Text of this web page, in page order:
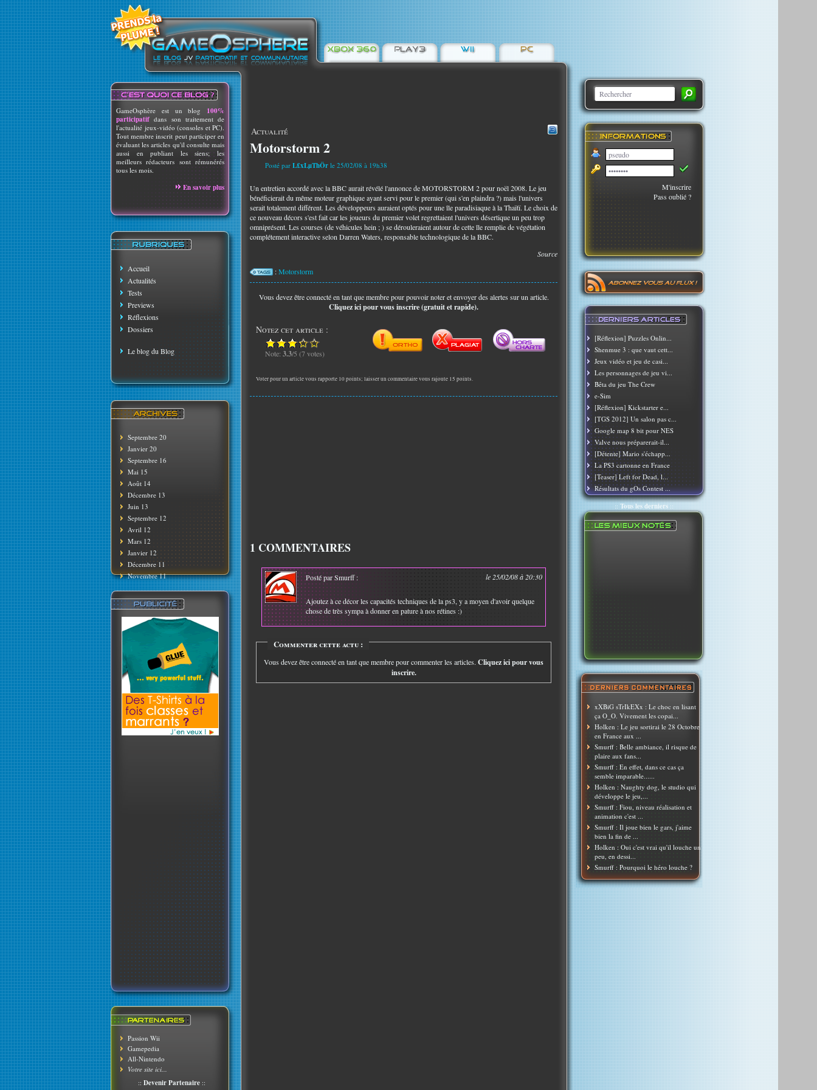
GameOsphère est un blog 100%
participatif dans son traitement de
l'actualité jeux-vidéo (consoles et PC).
Tout membre inscrit peut participer en
évaluant les articles qu'il consulte mais
aussi en publiant les siens; les
meilleurs rédacteurs sont rémunérés
tous les mois.
En savoir plus
Accueil
Actualités
Tests
Previews
Réflexions
Dossiers
Le blog du Blog
Septembre 20
Janvier 20
Septembre 16
Mai 15
Août 14
Décembre 13
Juin 13
Septembre 12
Avril 12
Mars 12
Janvier 12
Décembre 11
Novembre 11
Passion Wii
Gamepedia
All-Nintendo
Votre site ici...
:: Devenir Partenaire ::
M'inscrire
Pass oublié ?
[Réflexion] Puzzles Onlin...
Shenmue 3 : que vaut cett...
Jeux vidéo et jeu de casi...
Les personnages de jeu vi...
Bêta du jeu The Crew
e-Sim
[Réflexion] Kickstarter e...
[TGS 2012] Un salon pas c...
Google map 8 bit pour NES
Valve nous préparerait-il...
[Détente] Mario s'échapp...
La PS3 cartonne en France
[Teaser] Left for Dead, l...
Résultats du gOs Contest ...
:: Tous les derniers::
xXBiG sTrIkEXx : Le choc en lisant
ça O_O. Vivement les copai...
Holken : Le jeu sortirai le 28 Octobre
en France aux ...
Smurff : Belle ambiance, il risque de
plaire aux fans...
Smurff : En effet, dans ce cas ça
semble imparable......
Holken : Naughty dog, le studio qui
développe le jeu,...
Smurff : Fiou, niveau réalisation et
animation c'est ...
Smurff : Il joue bien le gars, j'aime
bien la fin de ...
Holken : Oui c'est vrai qu'il louche un
peu, en dessi...
Smurff : Pourquoi le héro louche ?
Actualité
Motorstorm 2
Posté par L£xLµThÖr le 25/02/08 à 19h38
Un entretien accordé avec la BBC aurait révélé l'annonce de MOTORSTORM 2 pour noël 2008. Le jeu
bénéficierait du même moteur graphique ayant servi pour le premier (qui s'en plaindra ?) mais l'univers
serait totalement différent. Les développeurs auraient optés pour une île paradisiaque à la Thaïtï. Le choix de
ce nouveau décors s'est fait car les joueurs du premier volet regrettaient l'univers désertique un peu trop
omniprésent. Les courses (de véhicules hein ; ) se dérouleraient autour de cette île remplie de végétation
complétement interactive selon Darren Waters, responsable technologique de la BBC.
Source
:Motorstorm
Vous devez être connecté en tant que membre pour pouvoir noter et envoyer des alertes sur un article.
Cliquez ici pour vous inscrire (gratuit et rapide).
Notez cet article :
Note: 3.3/5 (7 votes)
Voter pour un article vous rapporte 10 points; laisser un commentaire vous rajoute 15 points.
1 COMMENTAIRES
Posté par Smurff : le 25/02/08 à 20:30
Ajoutez à ce décor les capacités techniques de la ps3, y a moyen d'avoir quelque
chose de très sympa à donner en pature à nos rétines :)
Commenter cette actu :
Vous devez être connecté en tant que membre pour commenter les articles. Cliquez ici pour vous
inscrire.